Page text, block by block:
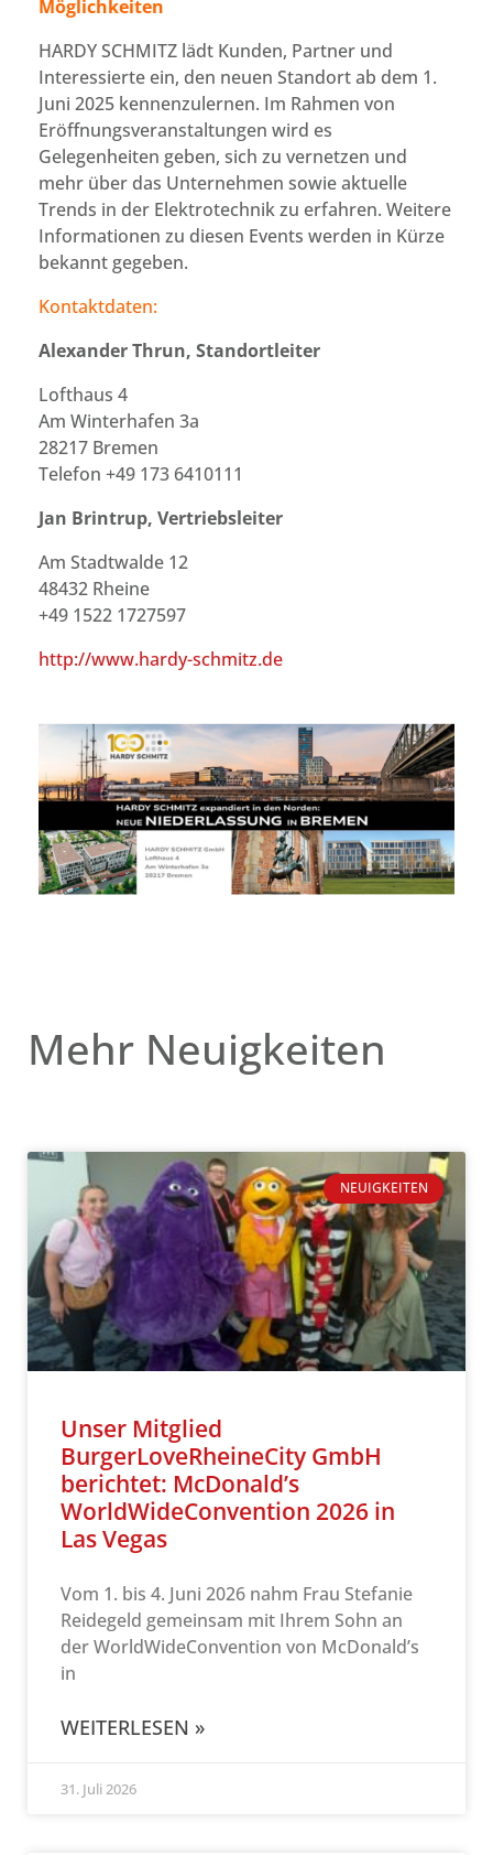
Möglichkeiten
HARDY SCHMITZ lädt Kunden, Partner und
Interessierte ein, den neuen Standort ab dem 1.
Juni 2025 kennenzulernen. Im Rahmen von
Eröffnungsveranstaltungen wird es
Gelegenheiten geben, sich zu vernetzen und
mehr über das Unternehmen sowie aktuelle
Trends in der Elektrotechnik zu erfahren. Weitere
Informationen zu diesen Events werden in Kürze
bekannt gegeben.
Kontaktdaten:
Alexander Thrun, Standortleiter
Lofthaus 4
Am Winterhafen 3a
28217 Bremen
Telefon +49 173 6410111
Jan Brintrup, Vertriebsleiter
Am Stadtwalde 12
48432 Rheine
+49 1522 1727597
http://www.hardy-schmitz.de
Mehr Neuigkeiten
NEUIGKEITEN
Unser Mitglied
BurgerLoveRheineCity GmbH
berichtet: McDonald’s
WorldWideConvention 2026 in
Las Vegas
Vom 1. bis 4. Juni 2026 nahm Frau Stefanie
Reidegeld gemeinsam mit Ihrem Sohn an
der WorldWideConvention von McDonald’s
in
WEITERLESEN »
31. Juli 2026